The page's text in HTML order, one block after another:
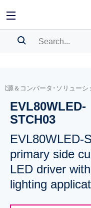
BOOKMARK
Pleaselog into show
電源＆コンバータ･ソリュー
EVL80WLED-
STCH03
EVL80WLED-
primary side
LED driver
lighting